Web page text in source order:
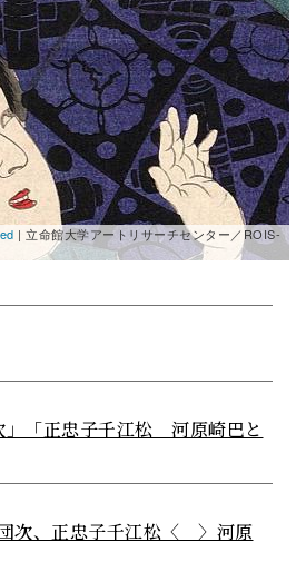
| 立命館大学アートリサーチセンター／ROIS-
」「正忠子千江松 河原崎巴と
次、正忠子千江松〈 〉河原